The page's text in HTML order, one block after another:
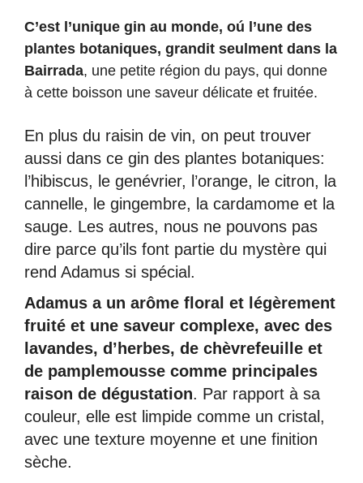
C’est l’unique gin au monde, oú l’une des
plantes botaniques, grandit seulment dans la
Bairrada, une petite région du pays, qui donne
à cette boisson une saveur délicate et fruitée.
En plus du raisin de vin, on peut trouver
aussi dans ce gin des plantes botaniques:
l’hibiscus, le genévrier, l’orange, le citron, la
cannelle, le gingembre, la cardamome et la
sauge. Les autres, nous ne pouvons pas
dire parce qu’ils font partie du mystère qui
rend Adamus si spécial.
Adamus a un arôme floral et légèrement
fruité et une saveur complexe, avec des
lavandes, d’herbes, de chèvrefeuille et
de pamplemousse comme principales
raison de dégustation. Par rapport à sa
couleur, elle est limpide comme un cristal,
avec une texture moyenne et une finition
sèche.